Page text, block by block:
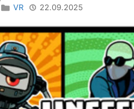
VR 22.09.2025